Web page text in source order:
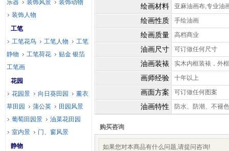
绘画材料 亚麻油画布,专业油
绘画性质 手绘油画
绘画质量 高档商业
油画尺寸 可订做任何尺寸
油画装裱 实木内框装裱，外
画师经验 十年以上
画面方案 可订做任何图案
油画特性 防水、防潮、不褪色
购买咨询
如果您对本商品有什么问题,请提问咨询!
乐器 装饰风景
装饰动物
装饰人物
工笔
工笔花鸟
工笔人物
工笔
静物
工笔荷花
贴金 银箔
工笔画
花园
花园景
向日葵田园
薰衣
草田园
蒲公英
田园风景
葡萄田园景
油菜花田园
室内景
门、窗风景
静物